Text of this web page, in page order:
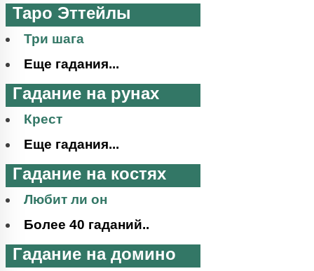
Таро Эттейлы
Три шага
Еще гадания...
Гадание на рунах
Крест
Еще гадания...
Гадание на костях
Любит ли он
Более 40 гаданий..
Гадание на домино